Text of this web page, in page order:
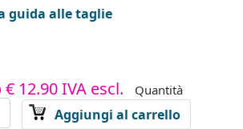
guida alle taglie
€ 12.90IVA escl. Quantità
Aggiungi al carrello